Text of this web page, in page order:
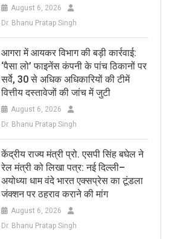
August 6, 2026
Dr. Bhanu Pratap Singh
आगरा में आयकर विभाग की बड़ी कार्रवाई:
‘पैसा लो’ फाइनेंस कंपनी के पांच ठिकानों पर
सर्वे, 30 से अधिक अधिकारियों की टीमें
वित्तीय दस्तावेजों की जांच में जुटी
August 6, 2026
Dr. Bhanu Pratap Singh
केंद्रीय राज्य मंत्री प्रो. एसपी सिंह बघेल ने
रेल मंत्री को लिखा पत्र: नई दिल्ली–
अयोध्या धाम वंदे भारत एक्सप्रेस का टूंडला
जंक्शन पर ठहराव कराने की मांग
August 6, 2026
Dr. Bhanu Pratap Singh